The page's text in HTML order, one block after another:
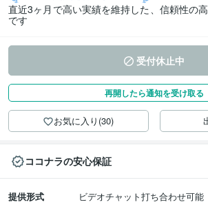
直近3ヶ月で高い実績を維持した、信頼性の
です
受付休止中
再開したら通知を受け取る
お気に入り(30)
ココナラの安心保証
提供形式
ビデオチャット打ち合わせ可能